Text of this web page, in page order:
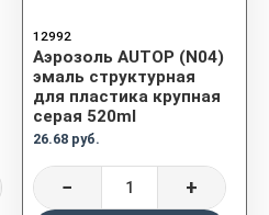
12992
Аэрозоль AUTOP (N04)
эмаль структурная
для пластика крупная
серая 520ml
26.68 руб.
− +